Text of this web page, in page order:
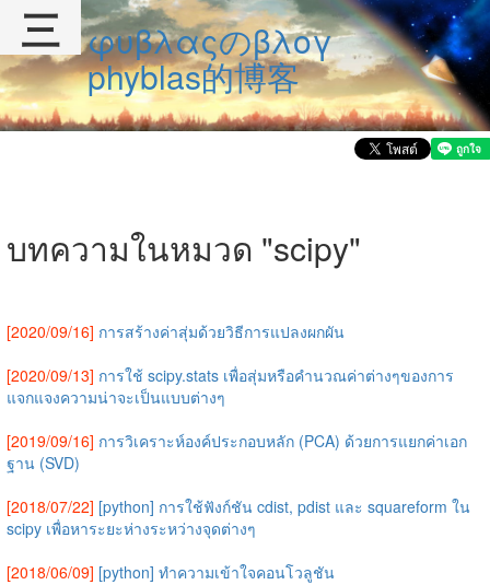
φυβλαςのβλογ
phyblas的博客
บทความในหมวด "scipy"
[2020/09/16] การสร้างค่าสุ่มด้วยวิธีการแปลงผกผัน
[2020/09/13] การใช้ scipy.stats เพื่อสุ่มหรือคำนวณค่าต่างๆของการ
แจกแจงความน่าจะเป็นแบบต่างๆ
[2019/09/16] การวิเคราะห์องค์ประกอบหลัก (PCA) ด้วยการแยกค่าเอก
ฐาน (SVD)
[2018/07/22] [python] การใช้ฟังก์ชัน cdist, pdist และ squareform ใน
scipy เพื่อหาระยะห่างระหว่างจุดต่างๆ
[2018/06/09] [python] ทำความเข้าใจคอนโวลูชัน
三